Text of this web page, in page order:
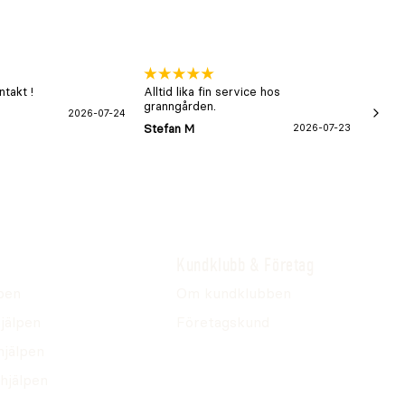
!
2026-07-24
Alltid lika fin service hos
granngården.
Stefan M
2026-07-23